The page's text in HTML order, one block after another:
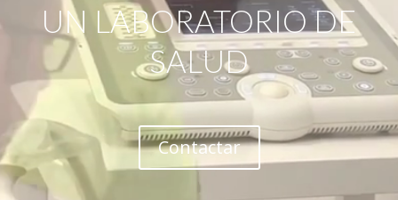
UN LABORATORIO DE
SALUD
Contactar